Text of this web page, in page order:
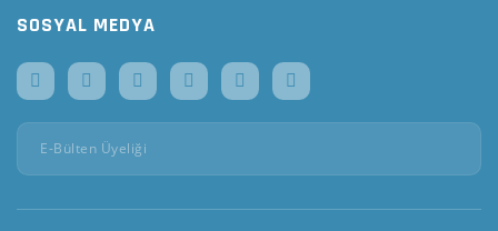
SOSYAL MEDYA